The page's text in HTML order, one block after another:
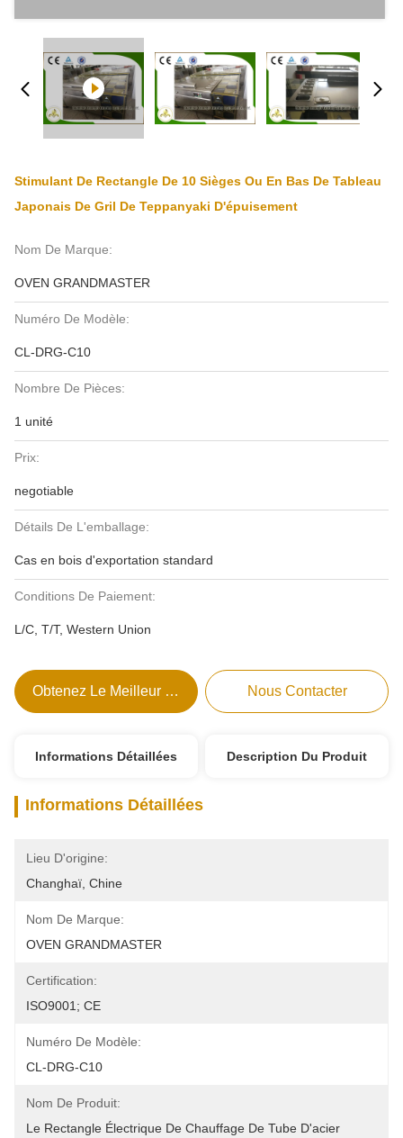
Stimulant De Rectangle De 10 Sièges Ou En Bas De Tableau
Japonais De Gril De Teppanyaki D'épuisement
Nom De Marque:
OVEN GRANDMASTER
Numéro De Modèle:
CL-DRG-C10
Nombre De Pièces:
1 unité
Prix:
negotiable
Détails De L'emballage:
Cas en bois d'exportation standard
Conditions De Paiement:
L/C, T/T, Western Union
Obtenez Le Meilleur Prix Nous Contacter
Informations Détaillées Description Du Produit
Informations Détaillées
Lieu D'origine:
Changhaï, Chine
Nom De Marque:
OVEN GRANDMASTER
Certification:
ISO9001; CE
Numéro De Modèle:
CL-DRG-C10
Nom De Produit:
Le Rectangle Électrique De Chauffage De Tube D'acier